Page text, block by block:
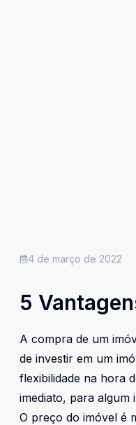
4 de março de 2022
5
A compra de um
de investir em um
flexibilidade na hora
imediato, para
O preço do imóvel é